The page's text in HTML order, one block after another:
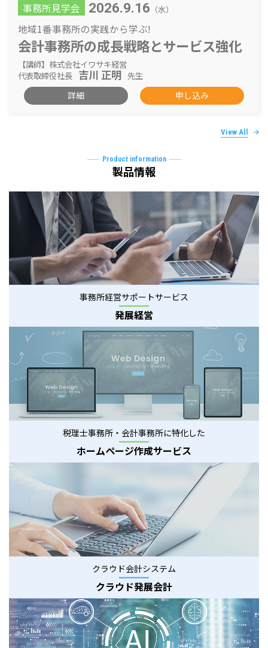
事務所見学会 2026.9.16 （水）
地域1番事務所の実践から学ぶ!
会計事務所の成長戦略とサービス強化
【講師】株式会社イワサキ経営
代表取締役社長 吉川 正明 先生
詳細
申し込み
View All
Product information
製品情報
事務所経営サポートサービス
発展経営
税理士事務所・会計事務所に特化した
ホームページ作成サービス
クラウド会計システム
クラウド発展会計